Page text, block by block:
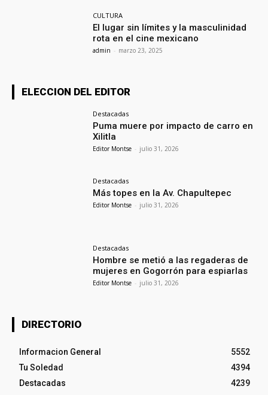
CULTURA
El lugar sin límites y la masculinidad
rota en el cine mexicano
admin - marzo 23, 2025
ELECCION DEL EDITOR
Destacadas
Puma muere por impacto de carro en
Xilitla
Editor Montse - julio 31, 2026
Destacadas
Más topes en la Av. Chapultepec
Editor Montse - julio 31, 2026
Destacadas
Hombre se metió a las regaderas de
mujeres en Gogorrón para espiarlas
Editor Montse - julio 31, 2026
DIRECTORIO
Informacion General
5552
Tu Soledad
4394
Destacadas
4239